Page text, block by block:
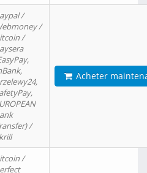
/
/
/
/
Acheter
/